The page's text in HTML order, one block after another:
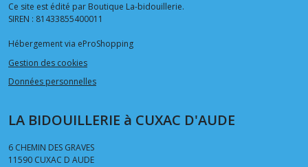
Ce site est édité par Boutique La-bidouillerie.
SIREN : 81433855400011
Hébergement via eProShopping
Gestion des cookies
Données personnelles
LA BIDOUILLERIE à CUXAC D'AUDE
6 CHEMIN DES GRAVES
11590 CUXAC D AUDE